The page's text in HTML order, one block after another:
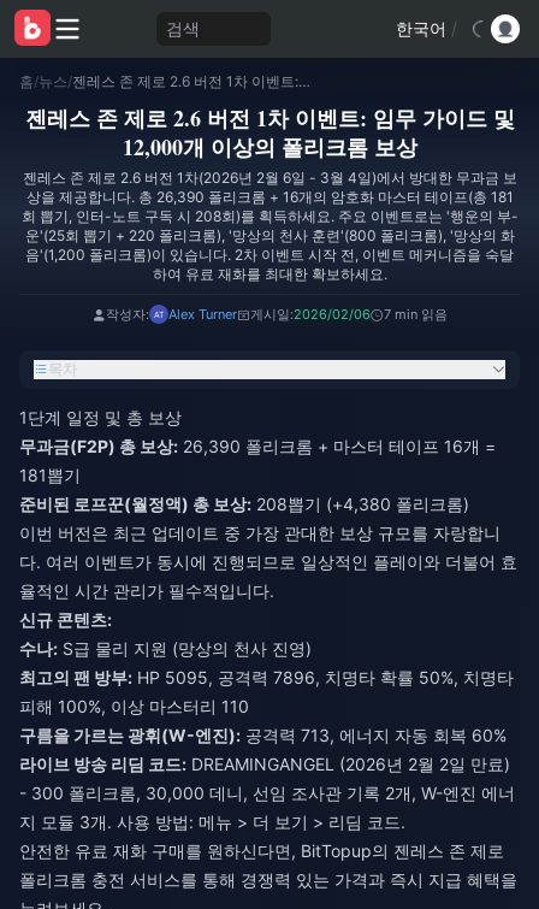
검색 한국어 /
홈/뉴스/ 젠레스 존 제로 2.6 버전 1차 이벤트: 임무 가이드 및 12,000개 이상의 폴리크롬 보상
젠레스 존 제로 2.6 버전 1차 이벤트: 임무 가이드 및
12,000개 이상의 폴리크롬 보상
젠레스 존 제로 2.6 버전 1차(2026년 2월 6일 - 3월 4일)에서 방대한 무과금 보
상을 제공합니다. 총 26,390 폴리크롬 + 16개의 암호화 마스터 테이프(총 181
회 뽑기, 인터-노트 구독 시 208회)를 획득하세요. 주요 이벤트로는 '행운의 부-
운'(25회 뽑기 + 220 폴리크롬), '망상의 천사 훈련'(800 폴리크롬), '망상의 화
음'(1,200 폴리크롬)이 있습니다. 2차 이벤트 시작 전, 이벤트 메커니즘을 숙달
하여 유료 재화를 최대한 확보하세요.
작성자: Alex Turner 게시일:2026/02/06 7 min 읽음
목차
1단계 일정 및 총 보상
무과금(F2P) 총 보상: 26,390 폴리크롬 + 마스터 테이프 16개 =
181뽑기
준비된 로프꾼(월정액) 총 보상: 208뽑기 (+4,380 폴리크롬)
이번 버전은 최근 업데이트 중 가장 관대한 보상 규모를 자랑합니
다. 여러 이벤트가 동시에 진행되므로 일상적인 플레이와 더불어 효
율적인 시간 관리가 필수적입니다.
신규 콘텐츠:
수나: S급 물리 지원 (망상의 천사 진영)
최고의 팬 방부: HP 5095, 공격력 7896, 치명타 확률 50%, 치명타
피해 100%, 이상 마스터리 110
구름을 가르는 광휘(W-엔진): 공격력 713, 에너지 자동 회복 60%
라이브 방송 리딤 코드: DREAMINGANGEL (2026년 2월 2일 만료)
- 300 폴리크롬, 30,000 데니, 선임 조사관 기록 2개, W-엔진 에너
지 모듈 3개. 사용 방법: 메뉴 > 더 보기 > 리딤 코드.
안전한 유료 재화 구매를 원하신다면, BitTopup의 젠레스 존 제로
폴리크롬 충전 서비스를 통해 경쟁력 있는 가격과 즉시 지급 혜택을